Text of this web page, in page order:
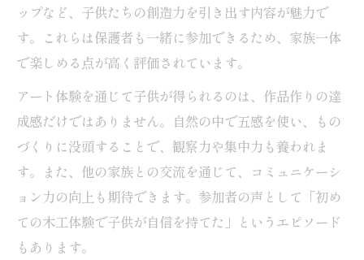
ップなど、子供たちの創造力を引き出す内容が魅力で
す。これらは保護者も一緒に参加できるため、家族一体
で楽しめる点が高く評価されています。
アート体験を通じて子供が得られるのは、作品作りの達
成感だけではありません。自然の中で五感を使い、もの
づくりに没頭することで、観察力や集中力も養われま
す。また、他の家族との交流を通じて、コミュニケーシ
ョン力の向上も期待できます。参加者の声として「初め
ての木工体験で子供が自信を持てた」というエピソード
もあります。